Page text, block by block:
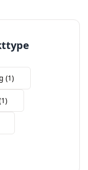
(1)
1)